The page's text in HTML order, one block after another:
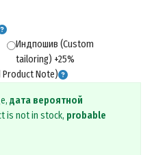
Индпошив (Custom
tailoring) +25%
Product Note)
дата вероятной
is not in stock, probable